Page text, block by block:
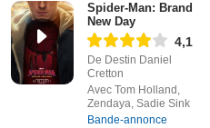
Spider-Man: Brand
New Day
4,1
De Destin Daniel
Cretton
Avec Tom Holland,
Zendaya, Sadie Sink
Bande-annonce